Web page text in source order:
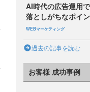
AI時代の広告運用
落としがちなポイ
WEBマーケティング
過去の記事を読む
お客様 成功事例